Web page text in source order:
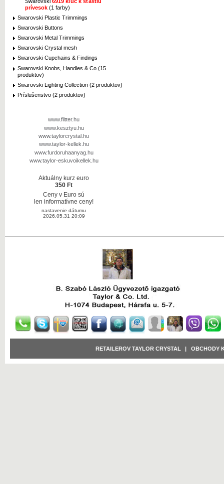
prívesok (1 farby)
Swarovski Plastic Trimmings
Swarovski Buttons
Swarovski Metal Trimmings
Swarovski Crystal mesh
Swarovski Cupchains & Findings
Swarovski Knobs, Handles & Co (15
produktov)
Swarovski Lighting Collection (2 produktov)
Príslušenstvo (2 produktov)
www.flitter.hu
www.kesztyu.hu
www.taylorcrystal.hu
www.taylor-kellek.hu
www.furdoruhaanyag.hu
www.taylor-eskuvoikellek.hu
Aktuálny kurz euro
350 Ft
Ceny v Euro sú
len informatívne ceny!
nastavenie dátumu
2026.05.31 20:09
RETAILEROV TAYLOR CRYSTAL OBCHODY